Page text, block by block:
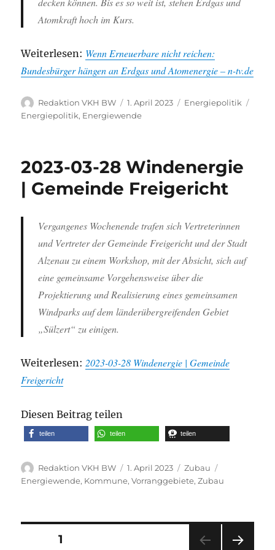
Atomkraft hoch im Kurs.
Weiterlesen: Wenn Erneuerbare nicht reichen:
Bundesbürger hängen an Erdgas und Atomenergie – n-tv.de
Autor
Redaktion VKH BW
Veröffentlicht
am
1. April 2023 Kategorien
Energiepolitik
Energiepolitik, Energiewende
2023-03-28 Windenergie
| Gemeinde Freigericht
Vergangenes Wochenende trafen sich Vertreterinnen
und Vertreter der Gemeinde Freigericht und der Stadt
Alzenau zu einem Workshop, mit der Absicht, sich auf
eine gemeinsame Vorgehensweise über die
Projektierung und Realisierung eines gemeinsamen
Windparks auf dem länderübergreifenden Gebiet
„Sülzert“ zu einigen.
Weiterlesen: 2023-03-28 Windenergie | Gemeinde
Freigericht
Diesen Beitrag teilen
teilen teilen teilen
Autor
Redaktion VKH BW
Veröffentlicht
am
1. April 2023 Kategorien
Zubau
Energiewende, Kommune,Vorranggebiete,Zubau
Seitennummerierung
SEITE1